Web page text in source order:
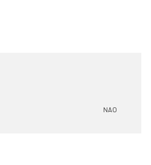
NAO